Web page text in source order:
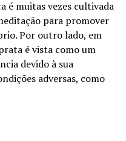
é muitas vezes cultivada
para promover
Por outro lado, em
é vista como um
devido à sua
adversas, como